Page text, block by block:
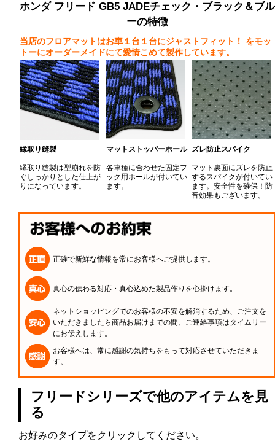
ホンダ フリード GB5 JADEチェック・ブラック＆ブル
ーの特徴
当店のフロアマットはお車１台１台にジャストフィット！
をモッ
トーにオーダーメイドにて愛情こめて製作しています。
縁取り縫製
縁取り縫製は型崩れを防
ぐしっかりとした仕上が
りになっています。
マットストッパーホール
各車種に合わせた固定フ
ック用ホールが付いてい
ます。
ズレ防止スパイク
マット裏面にズレを防止
するスパイクが付いてい
ます。安全性を確保！防
音効果もございます。
正確で新鮮な情報を常にお客様へご提供します。
真心の伝わる対応・真心込めた製品作りを心掛けます。
ネットショッピングでのお客様の不安を解消するため、ご注文を
いただきましたら商品お届けまでの間、ご連絡事項はタイムリー
にお伝えします。
お客様へは、常に感謝の気持ちをもって対応させていただきま
す。
フリードシリーズで他のアイテムを見
る
お好みのタイプをクリックしてください。